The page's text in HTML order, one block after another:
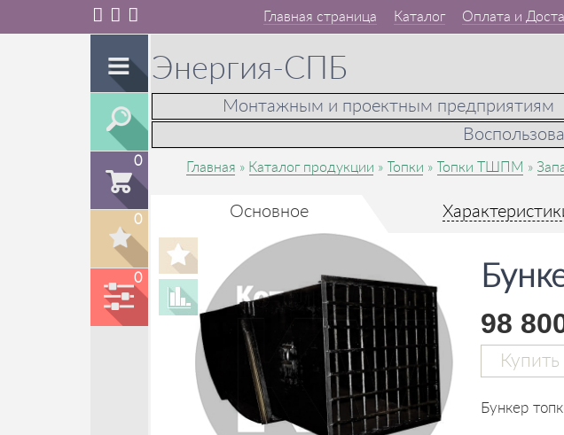
Главная страница Каталог Оплата и
0
0
0
Энергия-СПБ
Монтажным и проектным предприятиям
Главная Каталог продукции Топки Топки ТШПМ
Основное
98
Купить
Бункер